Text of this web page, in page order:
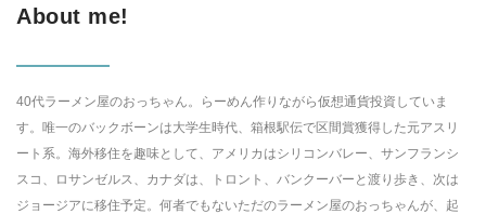
About me!
40代ラーメン屋のおっちゃん。らーめん作りながら仮想通貨投資していま
す。唯一のバックボーンは大学生時代、箱根駅伝で区間賞獲得した元アスリ
ート系。海外移住を趣味として、アメリカはシリコンバレー、サンフランシ
スコ、ロサンゼルス、カナダは、トロント、バンクーバーと渡り歩き、次は
ジョージアに移住予定。何者でもないただのラーメン屋のおっちゃんが、起